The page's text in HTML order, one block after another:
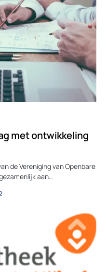
met ontwikkeling
de Vereniging van Openbare
aan…